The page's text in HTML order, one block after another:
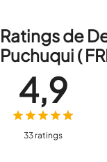
Ratings de
Puchuqui (
4,9
33 ratings